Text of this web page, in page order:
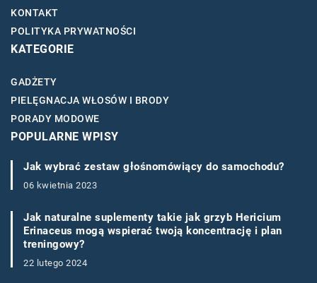
KONTAKT
POLITYKA PRYWATNOŚCI
KATEGORIE
GADŻETY
PIELĘGNACJA WŁOSÓW I BRODY
PORADY MODOWE
POPULARNE WPISY
Jak wybrać zestaw głośnomówiący do samochodu?
06 kwietnia 2023
Jak naturalne suplementy takie jak grzyb Hericium
Erinaceus mogą wspierać twoją koncentrację i plan
treningowy?
22 lutego 2024